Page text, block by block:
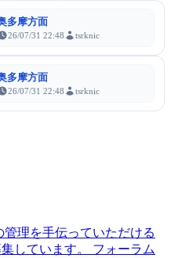
多摩方面
26/07/31 22:48 tsrknic
多摩方面
26/07/31 22:48 tsrknic
管理を手伝っていただける
しています。
フォーラム